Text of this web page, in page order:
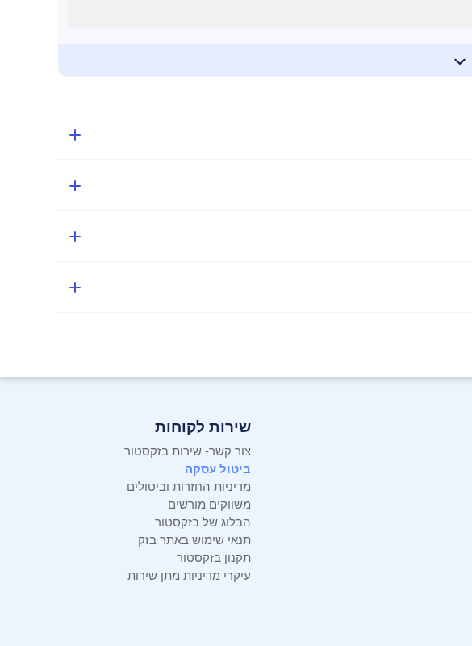
שירות לקוחות
צור קשר- שירות בזקסטור
ביטול עסקה
מדיניות החזרות וביטולים
משווקים מורשים
הבלוג של בזקסטור
תנאי שימוש באתר בזק
תקנון בזקסטור
עיקרי מדיניות מתן שירות